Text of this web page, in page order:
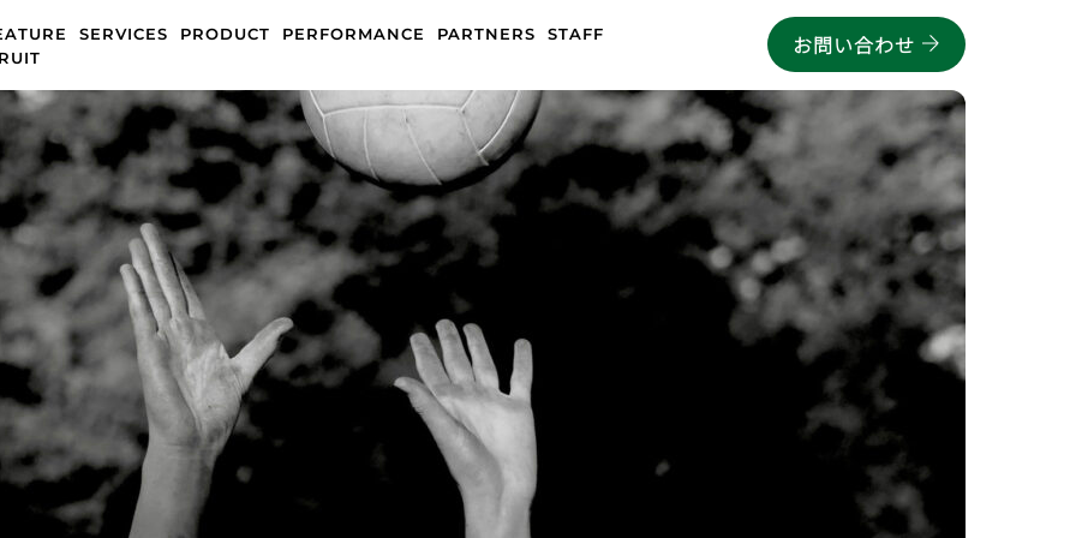
SERVICES PRODUCT PERFORMANCE PARTNERS
STAFF
お問い合わせ